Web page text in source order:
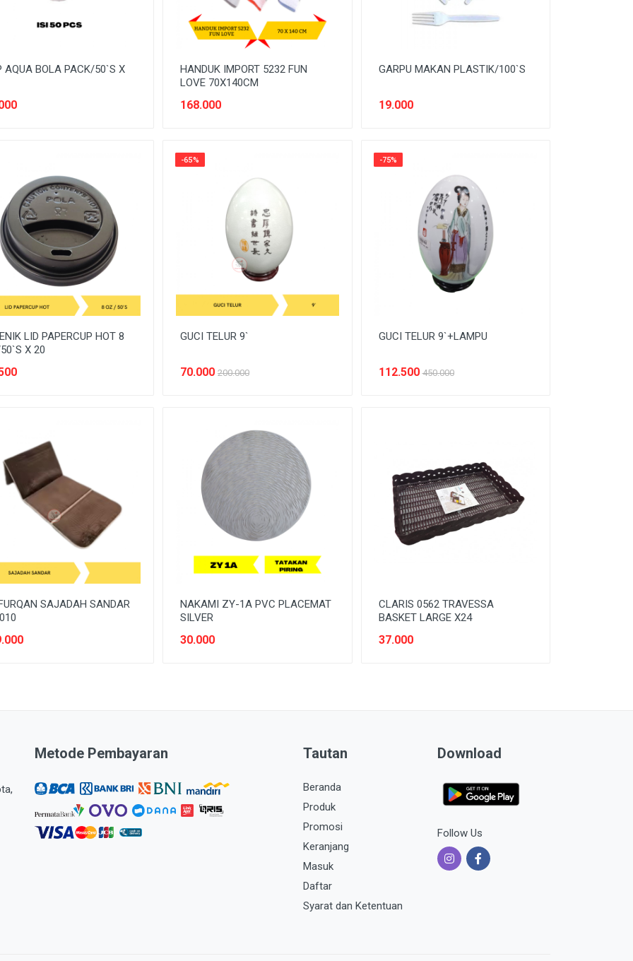
AQUA BOLA PACK/50`S X
HANDUK IMPORT 5232 FUN
LOVE 70X140CM
168.000
GARPU MAKAN PLASTIK/100`S
19.000
LID PAPERCUP HOT 8
X 20
-65%
GUCI TELUR 9`
70.000 200.000
-75%
GUCI TELUR 9`+LAMPU
112.500 450.000
SAJADAH SANDAR
NAKAMI ZY-1A PVC PLACEMAT
SILVER
30.000
CLARIS 0562 TRAVESSA
BASKET LARGE X24
37.000
Metode Pembayaran Tautan
Beranda
Produk
Promosi
Keranjang
Masuk
Daftar
Syarat dan Ketentuan
Download
Follow Us